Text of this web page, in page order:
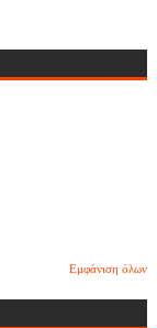
Εμφάνιση όλων